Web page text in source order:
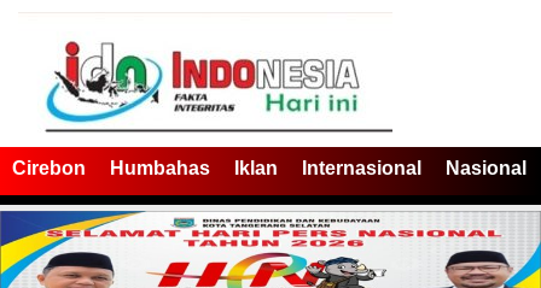
Cirebon Humbahas Iklan Internasional Nasional